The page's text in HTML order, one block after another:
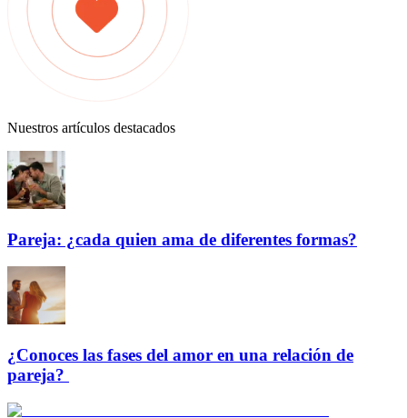
Nuestros artículos destacados
Pareja: ¿cada quien ama de diferentes formas?
¿Conoces las fases del amor en una relación de
pareja?